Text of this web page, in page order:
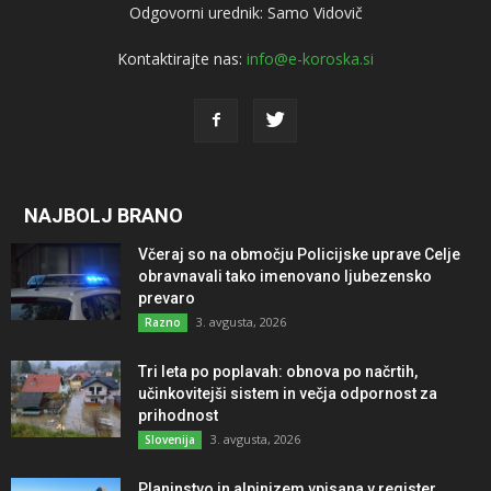
Odgovorni urednik: Samo Vidovič
Kontaktirajte nas: info@e-koroska.si
NAJBOLJ BRANO
Včeraj so na območju Policijske uprave Celje
obravnavali tako imenovano ljubezensko
prevaro
Razno 3. avgusta, 2026
Tri leta po poplavah: obnova po načrtih,
učinkovitejši sistem in večja odpornost za
prihodnost
Slovenija 3. avgusta, 2026